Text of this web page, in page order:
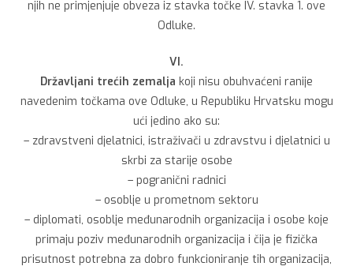
njih ne primjenjuje obveza iz stavka točke IV. stavka 1. ove
Odluke.
VI.
Državljani trećih zemalja koji nisu obuhvaćeni ranije
navedenim točkama ove Odluke, u Republiku Hrvatsku mogu
ući jedino ako su:
– zdravstveni djelatnici, istraživači u zdravstvu i djelatnici u
skrbi za starije osobe
– pogranični radnici
– osoblje u prometnom sektoru
– diplomati, osoblje međunarodnih organizacija i osobe koje
primaju poziv međunarodnih organizacija i čija je fizička
prisutnost potrebna za dobro funkcioniranje tih organizacija,